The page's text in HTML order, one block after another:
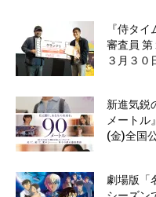
『侍タ
審査員
３月３０
新進気鋭
メートル
(金)全国
劇場版「